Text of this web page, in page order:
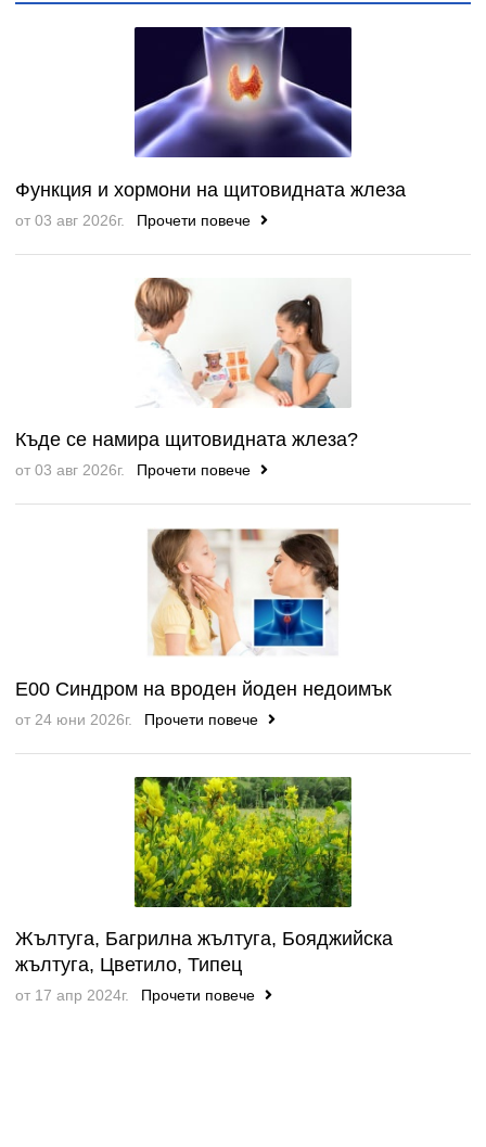
Функция и хормони на щитовидната жлеза
от 03 авг 2026г. Прочети повече
Къде се намира щитовидната жлеза?
от 03 авг 2026г. Прочети повече
E00 Синдром на вроден йоден недоимък
от 24 юни 2026г. Прочети повече
Жълтуга, Багрилна жълтуга, Бояджийска
жълтуга, Цветило, Типец
от 17 апр 2024г. Прочети повече